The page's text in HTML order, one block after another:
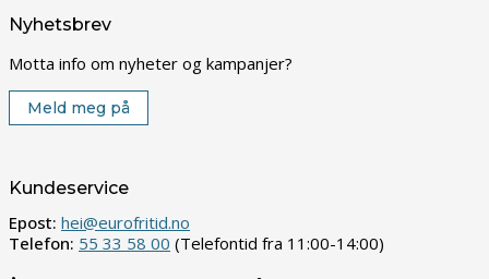
Nyhetsbrev
Motta info om nyheter og kampanjer?
Meld meg på
Kundeservice
Epost: hei@eurofritid.no
Telefon: 55 33 58 00 (Telefontid fra 11:00-14:00)